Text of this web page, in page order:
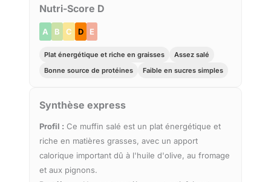
Nutri-Score D
A B C D E
Plat énergétique et riche en graisses
Assez salé
Bonne source de protéines
Faible en sucres simples
Synthèse express
Profil : Ce muffin salé est un plat énergétique et
riche en matières grasses, avec un apport
calorique important dû à l'huile d'olive, au fromage
et aux pignons.